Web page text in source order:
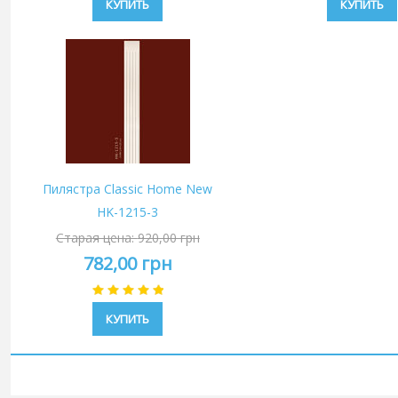
КУПИТЬ КУПИТЬ
Пилястра Classic Home New
HK-1215-3
Старая цена:920,00 грн
782,00 грн
КУПИТЬ